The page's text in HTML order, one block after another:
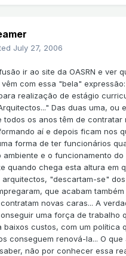
July 27, 2006
ir ao site da OASRN e ver
com essa "bela"
realização de estágio
Das duas uma, ou
todos os anos têm de contratar
aí e depois ficam nos
forma de ter funcionários
ambiente e o funcionamento
quando chega esta altura em
"descartam-se"
que acabam
novas caras... A
uma força de trabalho
baixos custos, com um política
conseguem renová-la... O que
não por conhecer essa